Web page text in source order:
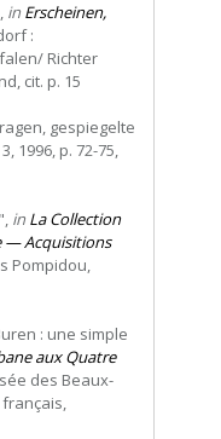
in Erscheinen,
:
Richter
cit. p. 15
gespiegelte
1996, p. 72-75,
in La Collection
— Acquisitions
Pompidou,
: une simple
aux Quatre
des Beaux-
français,